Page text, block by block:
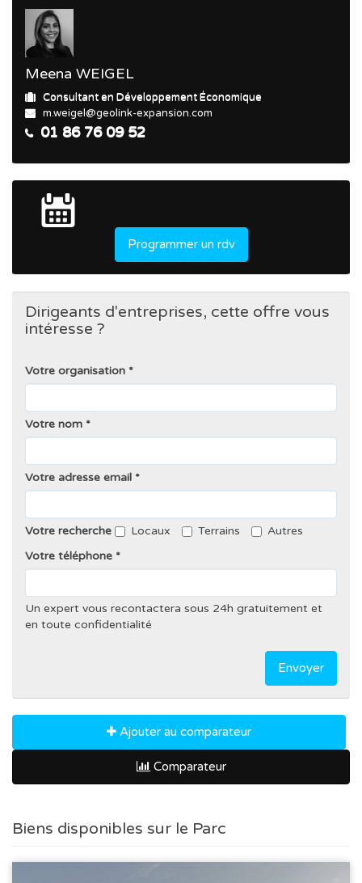
Meena WEIGEL
Consultant en Développement Économique
m.weigel@geolink-expansion.com
01 86 76 09 52
Programmer un rdv
Dirigeants d'entreprises, cette offre vous
intéresse ?
Votre organisation
Votre nom
Votre adresse email
Votre recherche Locaux Terrains
Autres
Votre téléphone
Un expert vous recontactera sous 24h gratuitement et
en toute confidentialité
Envoyer
Ajouter au comparateur
Comparateur
Biens disponibles sur le Parc